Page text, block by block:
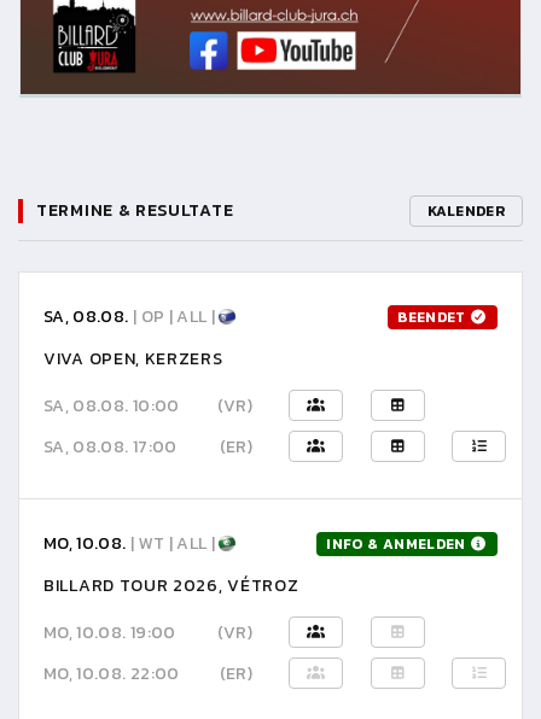
TERMINE & RESULTATE KALENDER
SA, 08.08. | OP | ALL | BEENDET
VIVA OPEN, KERZERS
SA, 08.08. 10:00
(VR)
SA, 08.08. 17:00
(ER)
MO, 10.08. | WT | ALL | INFO & ANMELDEN
BILLARD TOUR 2026, VÉTROZ
MO, 10.08. 19:00
(VR)
MO, 10.08. 22:00
(ER)